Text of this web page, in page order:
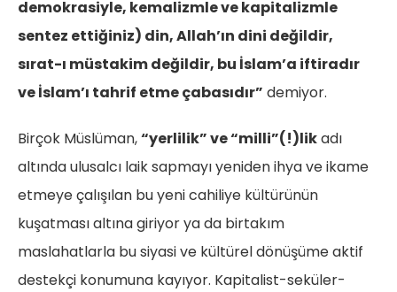
demokrasiyle, kemalizmle ve kapitalizmle
sentez ettiğiniz) din, Allah’ın dini değildir,
sırat-ı müstakim değildir, bu İslam’a iftiradır
ve İslam’ı tahrif etme çabasıdır” demiyor.
Birçok Müslüman,“yerlilik” ve “milli”(!)likadı
altında ulusalcı laik sapmayı yeniden ihya ve ikame
etmeye çalışılan bu yeni cahiliye kültürünün
kuşatması altına giriyor ya da birtakım
maslahatlarla bu siyasi ve kültürel dönüşüme aktif
destekçi konumuna kayıyor. Kapitalist-seküler-